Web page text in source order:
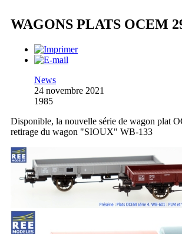
WAGONS PLATS OCEM
News
24 novembre 2021
1985
Disponible, la nouvelle série de wagon plat
retirage du wagon "SIOUX" WB-133